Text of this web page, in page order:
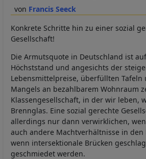
Francis Seeck
Konkrete Schritte hin zu einer sozial
Gesellschaft!
Die Armutsquote in Deutschland ist
Höchststand und angesichts der
Lebensmittelpreise, überfüllten Tafeln
Mangels an bezahlbarem Wohnraum
Klassengesellschaft, in der wir leben,
Brennglas. Eine sozial gerechte
allerdings nur dann verwirklichen,
auch andere Machtverhältnisse in den
wenn intersektionale Brücken
geschmiedet werden.